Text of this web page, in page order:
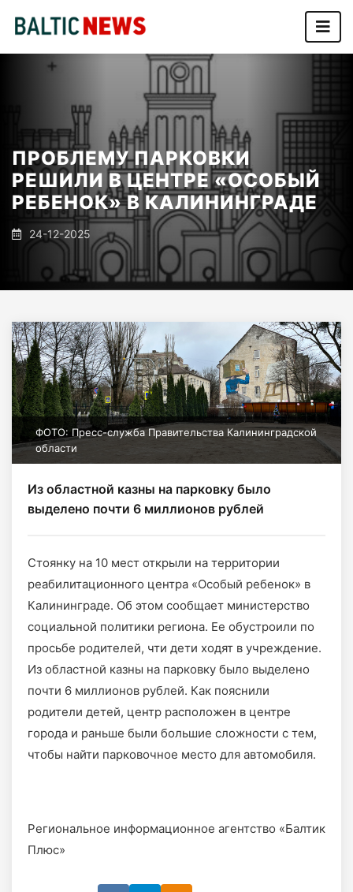
ПРОБЛЕМУ ПАРКОВКИ
РЕШИЛИ В ЦЕНТРЕ «ОСОБЫЙ
РЕБЕНОК» В КАЛИНИНГРАДЕ
24-12-2025
ФОТО: Пресс-служба Правительства Калининградской
области
Из областной казны на парковку было
выделено почти 6 миллионов рублей
Стоянку на 10 мест открыли на территории
реабилитационного центра «Особый ребенок» в
Калининграде. Об этом сообщает министерство
социальной политики региона. Ее обустроили по
просьбе родителей, чти дети ходят в учреждение.
Из областной казны на парковку было выделено
почти 6 миллионов рублей. Как пояснили
родители детей, центр расположен в центре
города и раньше были большие сложности с тем,
чтобы найти парковочное место для автомобиля.
Региональное информационное агентство «Балтик
Плюс»